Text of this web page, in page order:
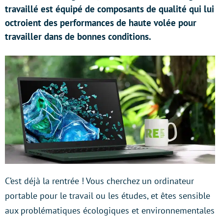
travaillé est équipé de composants de qualité qui lui
octroient des performances de haute volée pour
travailler dans de bonnes conditions.
C’est déjà la rentrée ! Vous cherchez un ordinateur
portable pour le travail ou les études, et êtes sensible
aux problématiques écologiques et environnementales